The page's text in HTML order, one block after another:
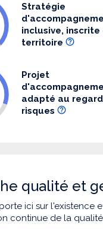
Stratégie
inclusive, inscrite
territoire
Projet
adapté au
risques
qualité et
porte ici sur
continue de la